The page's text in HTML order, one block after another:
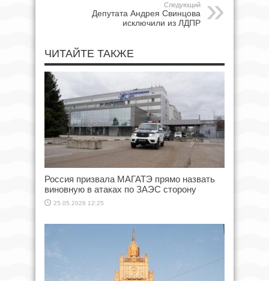
Следующий
Депутата Андрея Свинцова
исключили из ЛДПР
ЧИТАЙТЕ ТАКЖЕ
Россия призвала МАГАТЭ прямо назвать
виновную в атаках по ЗАЭС сторону
25.05.2026 12:25